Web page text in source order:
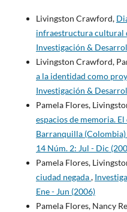
Livingston Crawford,
infraestructura cultural
Investigación &
Livingston Crawford,
a la identidad como
Investigación &
Pamela Flores,
espacios de memoria.
Barranquilla (Colombia)
14 Núm. 2: Jul - Dic
Pamela Flores,
ciudad negada,
Ene - Jun (2006)
Pamela Flores, Nancy